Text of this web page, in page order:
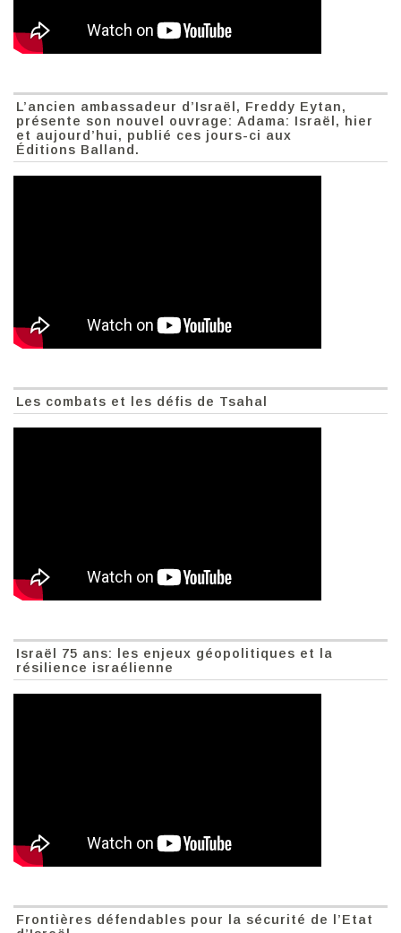
L’ancien ambassadeur d’Israël, Freddy Eytan,
présente son nouvel ouvrage: Adama: Israël, hier
et aujourd’hui, publié ces jours-ci aux
Éditions Balland.
Les combats et les défis de Tsahal
Israël 75 ans: les enjeux géopolitiques et la
résilience israélienne
Frontières défendables pour la sécurité de l’Etat